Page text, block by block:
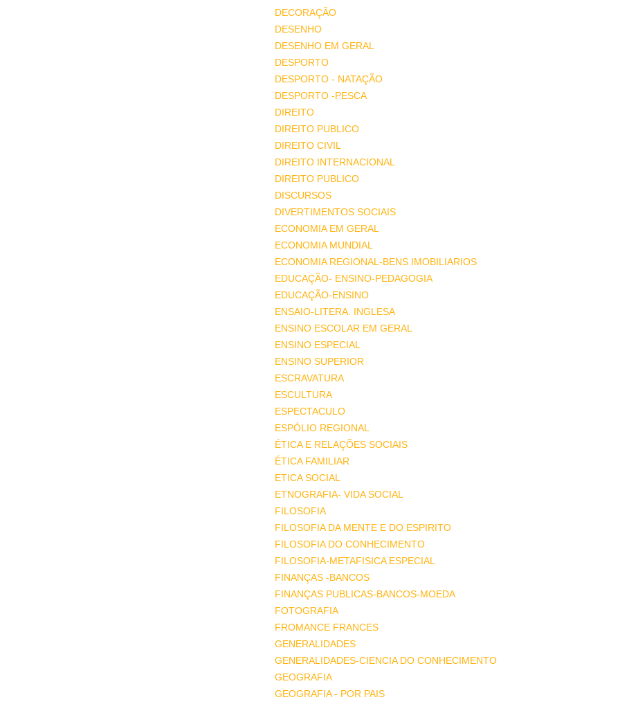
DECORAÇÃO
DESENHO
DESENHO EM GERAL
DESPORTO
DESPORTO - NATAÇÃO
DESPORTO -PESCA
DIREITO
DIREITO PUBLICO
DIREITO CIVIL
DIREITO INTERNACIONAL
DIREITO PUBLICO
DISCURSOS
DIVERTIMENTOS SOCIAIS
ECONOMIA EM GERAL
ECONOMIA MUNDIAL
ECONOMIA REGIONAL-BENS IMOBILIARIOS
EDUCAÇÃO- ENSINO-PEDAGOGIA
EDUCAÇÃO-ENSINO
ENSAIO-LITERA. INGLESA
ENSINO ESCOLAR EM GERAL
ENSINO ESPECIAL
ENSINO SUPERIOR
ESCRAVATURA
ESCULTURA
ESPECTACULO
ESPÓLIO REGIONAL
ÉTICA E RELAÇÕES SOCIAIS
ÉTICA FAMILIAR
ETICA SOCIAL
ETNOGRAFIA- VIDA SOCIAL
FILOSOFIA
FILOSOFIA DA MENTE E DO ESPIRITO
FILOSOFIA DO CONHECIMENTO
FILOSOFIA-METAFISICA ESPECIAL
FINANÇAS -BANCOS
FINANÇAS PUBLICAS-BANCOS-MOEDA
FOTOGRAFIA
FROMANCE FRANCES
GENERALIDADES
GENERALIDADES-CIENCIA DO CONHECIMENTO
GEOGRAFIA
GEOGRAFIA - POR PAIS